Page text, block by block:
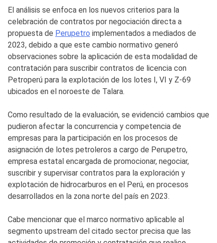
El análisis se enfoca en los nuevos criterios para la
celebración de contratos por negociación directa a
propuesta de Perupetro implementados a mediados de
2023, debido a que este cambio normativo generó
observaciones sobre la aplicación de esta modalidad de
contratación para suscribir contratos de licencia con
Petroperú para la explotación de los lotes I, VI y Z-69
ubicados en el noroeste de Talara.
Como resultado de la evaluación, se evidenció cambios que
pudieron afectar la concurrencia y competencia de
empresas para la participación en los procesos de
asignación de lotes petroleros a cargo de Perupetro,
empresa estatal encargada de promocionar, negociar,
suscribir y supervisar contratos para la exploración y
explotación de hidrocarburos en el Perú, en procesos
desarrollados en la zona norte del país en 2023.
Cabe mencionar que el marco normativo aplicable al
segmento upstream del citado sector precisa que las